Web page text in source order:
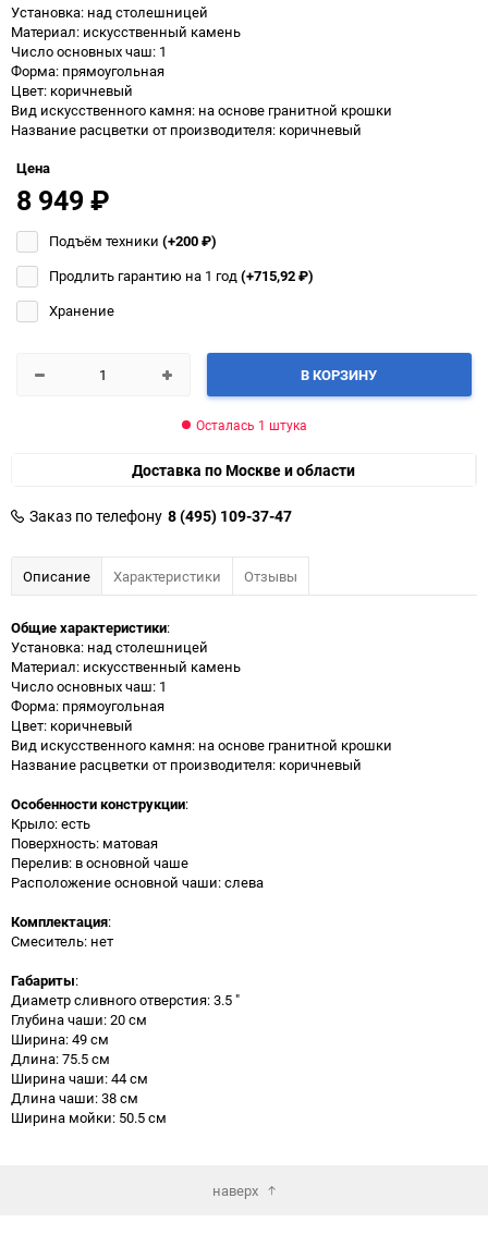
Установка: над столешницей
Материал: искусственный камень
Число основных чаш: 1
Форма: прямоугольная
Цвет: коричневый
Вид искусственного камня: на основе гранитной крошки
Название расцветки от производителя: коричневый
Цена
8 949 ₽
Подъём техники (+200₽)
Продлить гарантию на 1 год(+715,92₽)
Хранение
В КОРЗИНУ
Осталась 1 штука
Доставка по Москве и области
Заказ по телефону 8 (495) 109-37-47
Описание Характеристики Отзывы
Общие характеристики:
Установка: над столешницей
Материал: искусственный камень
Число основных чаш: 1
Форма: прямоугольная
Цвет: коричневый
Вид искусственного камня: на основе гранитной крошки
Название расцветки от производителя: коричневый
Особенности конструкции:
Крыло: есть
Поверхность: матовая
Перелив: в основной чаше
Расположение основной чаши: слева
Комплектация:
Смеситель: нет
Габариты:
Диаметр сливного отверстия: 3.5 "
Глубина чаши: 20 см
Ширина: 49 см
Длина: 75.5 см
Ширина чаши: 44 см
Длина чаши: 38 см
Ширина мойки: 50.5 см
наверх